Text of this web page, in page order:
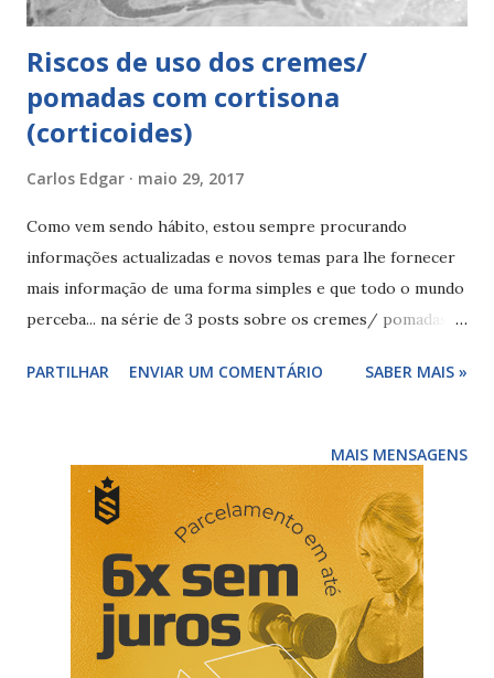
Riscos de uso dos cremes/
pomadas com cortisona
(corticoides)
Carlos Edgar maio 29, 2017
Como vem sendo hábito, estou sempre procurando
informações actualizadas e novos temas para lhe fornecer
mais informação de uma forma simples e que todo o mundo
perceba... na série de 3 posts sobre os cremes/ pomadas
corremos em usar sem indicação e acompanhamento
outro patamar e deixar mais informação, no mercado
existem cremes e pomadas, mas quando devemos usar um
ou outro? Os cremes com cortisona estão mais indicados
nas lesões mais agudas, recentes e na pele mais fina e
sensível, por outro lado as pomadas são mais eficazes em
lesões mais crónicas e na pele mais espessa. Como usar e
aplicar? Como vimos a quantidade a aplicar deve ser
PARTILHAR ENVIAR UM COMENTÁRIO SABER MAIS »
MAIS MENSAGENS